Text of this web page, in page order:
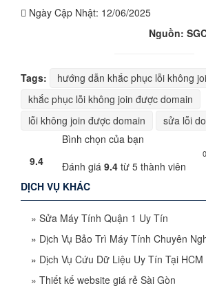
Ngày Cập Nhật: 12/06/2025
Nguồn:
Tags:
hướng dẫn khắc phục lỗi không
khắc phục lỗi không join được domain
lỗi không join được domain
sửa lỗi
9.4
Bình chọn của bạn
Đánh giá 9.4 từ 5 thành viên
DỊCH VỤ KHÁC
» Sửa Máy Tính Quận 1 Uy Tín
» Dịch Vụ Bảo Trì Máy Tính Chuyên
» Dịch Vụ Cứu Dữ Liệu Uy Tín Tại HCM
» Thiết kế website giá rẻ Sài Gòn